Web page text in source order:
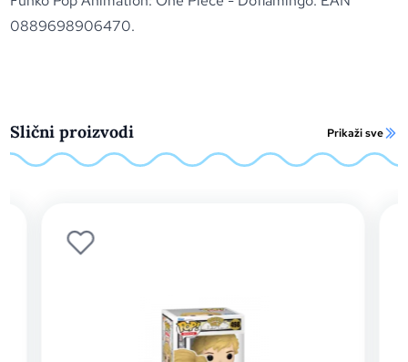
0889698906470.
Slični proizvodi Prikaži sve